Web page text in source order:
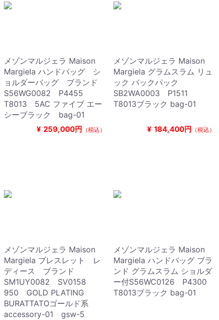
メゾンマルジェラ Maison
Margiela ハンドバッグ シ
ョルダーバッグ ブランド
S56WG0082 P4455
T8013 5AC ファイブ エー
シーブラック bag-01
¥ 259,000円 （税込）
メゾンマルジェラ Maison
Margiela グラムスラム リュ
ック バックパック
SB2WA0003 P1511
T8013ブラック bag-01
¥ 184,400円 （税込）
メゾンマルジェラ Maison
Margiela ブレスレット レ
ディース ブランド
SM1UY0082 SV0158
950 GOLD PLATING
BURATTATOゴールド系
accessory-01 gsw-5
メゾンマルジェラ Maison
Margiela ハンドバッグ ブラ
ンド グラムスラム ショルダ
ー付S56WC0126 P4300
T8013ブラック bag-01